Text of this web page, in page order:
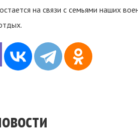
на связи с семьями наших